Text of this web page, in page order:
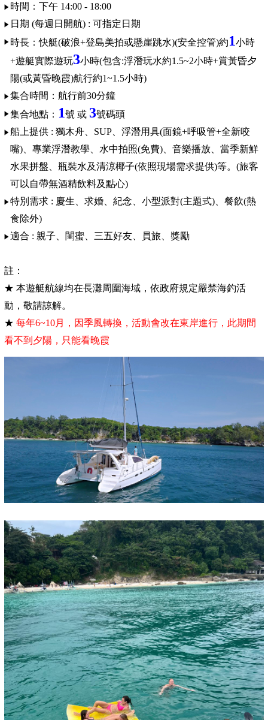
時間：下午 14:00 - 18:00
日期 (每週日開航) : 可指定日期
時長：快艇(破浪+登島美拍或懸崖跳水)(安全控管)約1小時
+遊艇實際遊玩3小時(包含:浮潛玩水約1.5~2小時+賞黃昏夕
陽(或黃昏晚霞)航行約1~1.5小時)
集合時間：航行前30分鐘
集合地點： 1號 或 3號碼頭
船上提供 : 獨木舟、SUP、浮潛用具(面鏡+呼吸管+全新咬
嘴)、專業浮潛教學、水中拍照(免費)、 音樂播放、當季新鮮
水果拼盤、瓶裝水及清涼椰子(依照現場需求提供)等。(旅客
可以自帶無酒精飲料及點心)
特別需求 : 慶生 、求婚、紀念 、小型派對(主題式)、餐飲(熱
食除外)
適合 : 親子 、閨蜜、三五好友、員旅 、獎勵
註：
★ 本遊艇航線均在長灘周圍海域，依政府規定嚴禁海釣活
動，敬請諒解。
★ 每年6~10月，因季風轉換，活動會改在東岸進行，此期間
看不到夕陽，只能看晚霞